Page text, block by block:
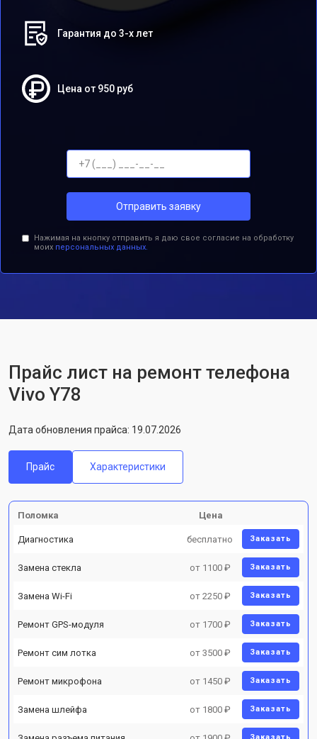
Гарантия до 3-х лет
Цена от 950 руб
Отправить заявку
Нажимая на кнопку отправить я даю свое согласие на обработку
моих персональных данных.
Прайс лист на ремонт телефона
Vivo Y78
Дата обновления прайса: 19.07.2026
Прайс Характеристики
Поломка Цена
Диагностика бесплатно Заказать
Замена стекла от 1100 ₽ Заказать
Замена Wi-Fi от 2250 ₽ Заказать
Ремонт GPS-модуля от 1700 ₽ Заказать
Ремонт сим лотка от 3500 ₽ Заказать
Ремонт микрофона от 1450 ₽ Заказать
Замена шлейфа от 1800 ₽ Заказать